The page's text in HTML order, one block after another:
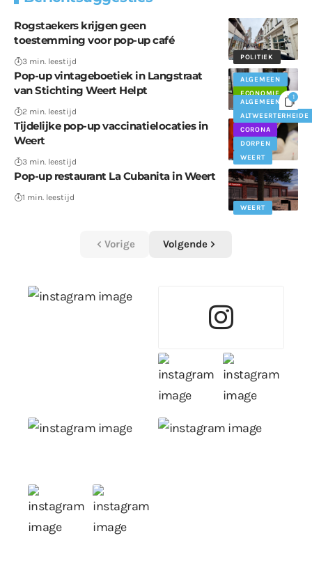
POLITIEK
Rogstaekers krijgen geen
toestemming voor pop-up café
3 min. leestijd
1
ALGEMEEN
ECONOMIE
Pop-up vintageboetiek in Langstraat
van Stichting Weert Helpt
2 min. leestijd
ALGEMEEN
ALTWEERTERHEIDE
CORONA
DORPEN
WEERT
Tijdelijke pop-up vaccinatielocaties in
Weert
3 min. leestijd
WEERT
Pop-up restaurant La Cubanita in Weert
1 min. leestijd
Vorige Volgende